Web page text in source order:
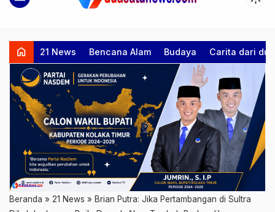
home 21 News Bencana Alam Budaya Carita dari
Beranda » 21 News » Brian Putra: Jika Pertambangan di Sultra